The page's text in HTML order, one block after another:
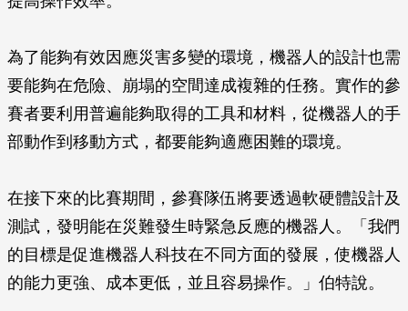
為了能夠有效因應災害多變的環境，機器人的設計也需
要能夠在危險、崩塌的空間達成複雜的任務。實作的參
賽者要利用普遍能夠取得的工具和材料，從機器人的手
部動作到移動方式，都要能夠適應困難的環境。
在接下來的比賽期間，參賽隊伍將要透過軟硬體設計及
測試，發明能在災難發生時緊急反應的機器人。「我們
的目標是促進機器人科技在不同方面的發展，使機器人
的能力更強、成本更低，並且容易操作。」伯特說。